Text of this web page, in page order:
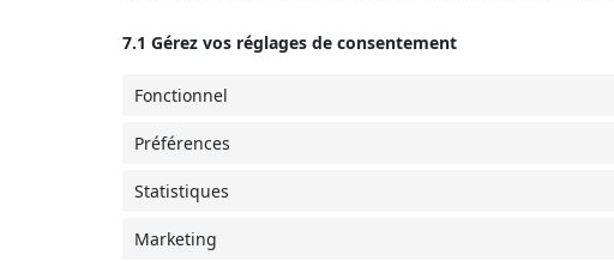
7.1 Gérez vos réglages de consentement
Fonctionnel
Préférences
Statistiques
Marketing